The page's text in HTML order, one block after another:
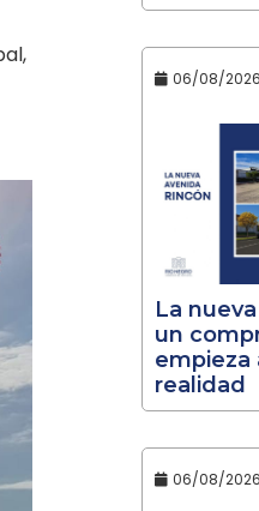
06/08/2026
La
un
empieza
realidad
06/08/2026